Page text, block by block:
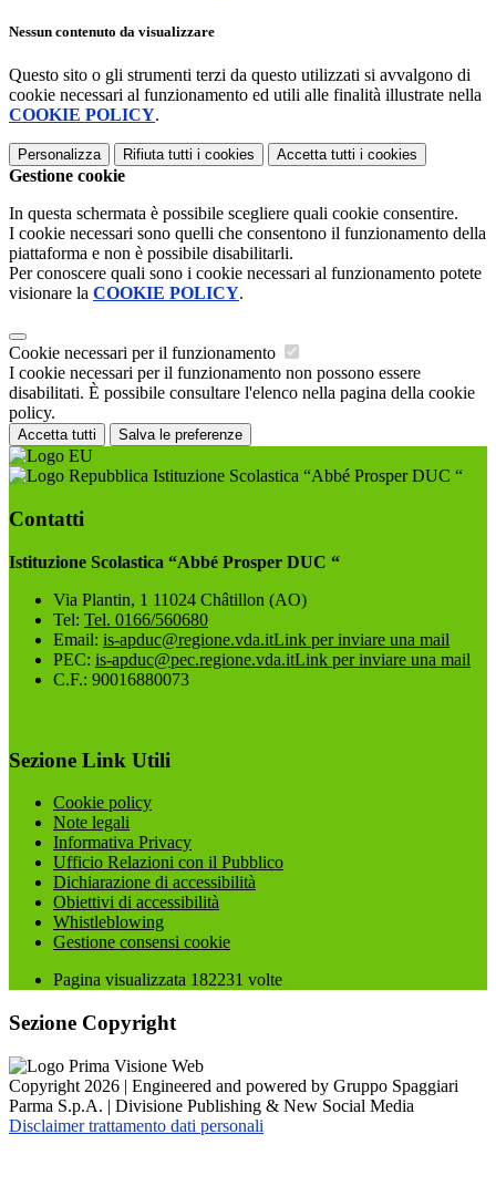
Nessun contenuto da visualizzare
Questo sito o gli strumenti terzi da questo utilizzati si avvalgono di
cookie necessari al funzionamento ed utili alle finalità illustrate nella
COOKIE POLICY.
Personalizza Rifiuta tutti i cookies Accetta tutti i cookies
Gestione cookie
In questa schermata è possibile scegliere quali cookie consentire.
I cookie necessari sono quelli che consentono il funzionamento della
piattaforma e non è possibile disabilitarli.
Per conoscere quali sono i cookie necessari al funzionamento potete
visionare la COOKIE POLICY.
Cookie necessari per il funzionamento
I cookie necessari per il funzionamento non possono essere
disabilitati. È possibile consultare l'elenco nella pagina della cookie
policy.
Accetta tutti Salva le preferenze
Istituzione Scolastica “Abbé Prosper DUC “
Contatti
Istituzione Scolastica “Abbé Prosper DUC “
Via Plantin, 1 11024 Châtillon (AO)
Tel: Tel. 0166/560680
Email: is-apduc@regione.vda.itLink per inviare una mail
PEC: is-apduc@pec.regione.vda.itLink per inviare una mail
C.F.: 90016880073
Sezione Link Utili
Cookie policy
Note legali
Informativa Privacy
Ufficio Relazioni con il Pubblico
Dichiarazione di accessibilità
Obiettivi di accessibilità
Whistleblowing
Gestione consensi cookie
Pagina visualizzata 182231 volte
Sezione Copyright
Copyright 2026 | Engineered and powered by Gruppo Spaggiari
Parma S.p.A. | Divisione Publishing & New Social Media
Disclaimer trattamento dati personali